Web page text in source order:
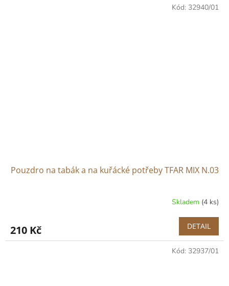
Pouzdro na tabák a na kuřácké potřeby TFAR MIX N.03
Skladem (4 ks)
210 Kč DETAIL
Kód: 32940/01
Kód: 32937/01